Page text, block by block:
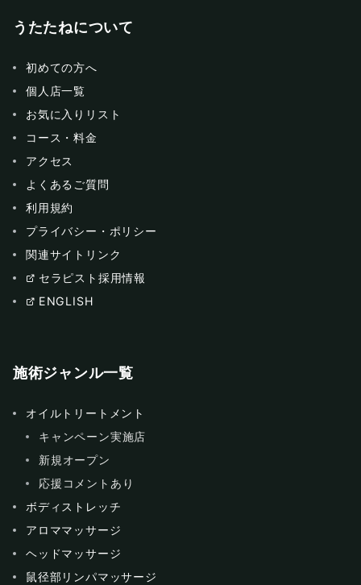
うたたねについて
初めての方へ
個人店一覧
お気に入りリスト
コース・料金
アクセス
よくあるご質問
利用規約
プライバシー・ポリシー
関連サイトリンク
セラピスト採用情報
ENGLISH
施術ジャンル一覧
オイルトリートメント
キャンペーン実施店
新規オープン
応援コメントあり
ボディストレッチ
アロママッサージ
ヘッドマッサージ
鼠径部リンパマッサージ